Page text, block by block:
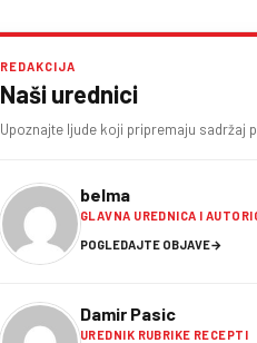
REDAKCIJA
Naši urednici
Upoznajte ljude koji pripremaju sadržaj
belma
GLAVNA UREDNICA I
POGLEDAJTE OBJAVE→
Damir Pasic
UREDNIK RUBRIKE RECEPTI